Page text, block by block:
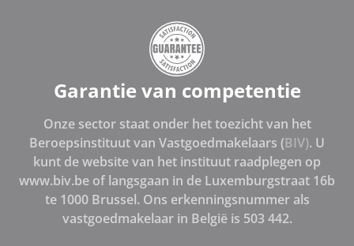
Garantie van competentie
Onze sector staat onder het toezicht van het
Beroepsinstituut van Vastgoedmakelaars (BIV). U
kunt de website van het instituut raadplegen op
www.biv.be of langsgaan in de Luxemburgstraat 16b
te 1000 Brussel. Ons erkenningsnummer als
vastgoedmakelaar in België is 503 442.